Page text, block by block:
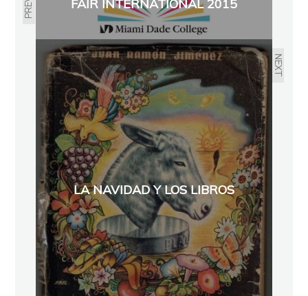
FAIR INTERNATIONAL 2015
NEXT
LA NAVIDAD Y LOS LIBROS